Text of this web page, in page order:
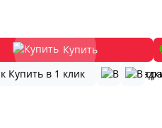
Купить
Купить в 1 клик